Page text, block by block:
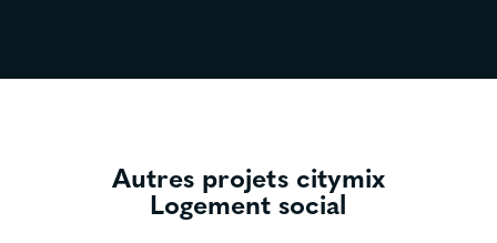
Autres projets citymix
Logement social